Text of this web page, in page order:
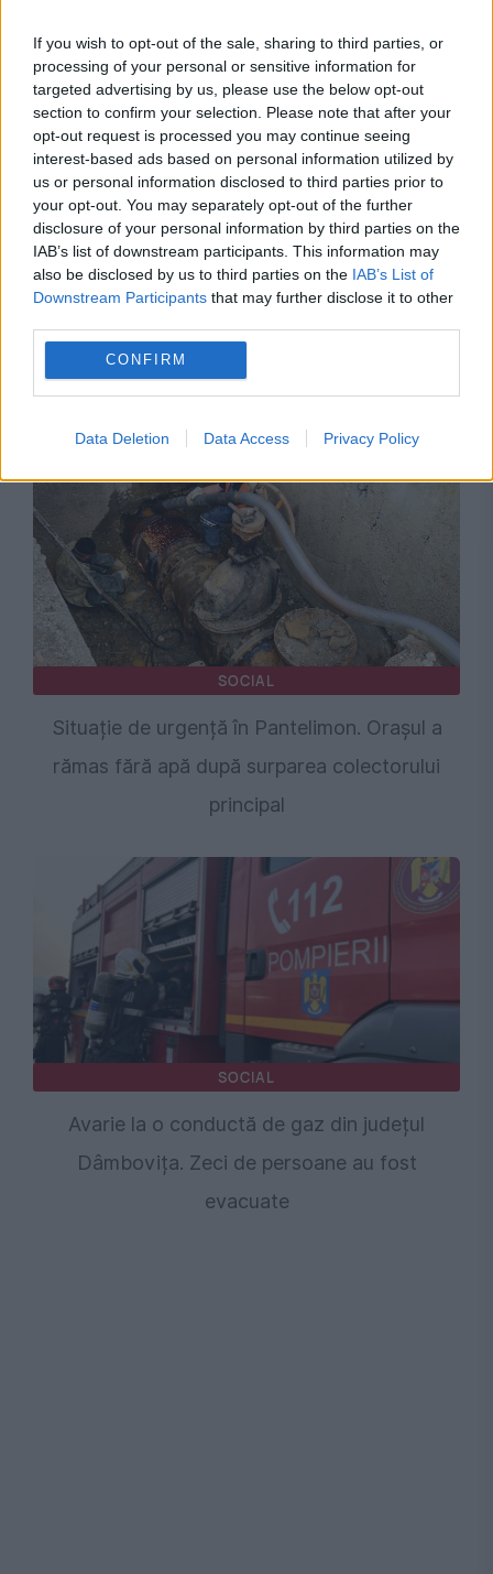
If you wish to opt-out of the sale, sharing to third parties, or
processing of your personal or sensitive information for
targeted advertising by us, please use the below opt-out
section to confirm your selection. Please note that after your
opt-out request is processed you may continue seeing
interest-based ads based on personal information utilized by
us or personal information disclosed to third parties prior to
your opt-out. You may separately opt-out of the further
disclosure of your personal information by third parties on the
IAB’s list of downstream participants. This information may
also be disclosed by us to third parties on the IAB’s List of
Downstream Participants that may further disclose it to other
CONFIRM
Data Deletion Data Access Privacy Policy
VREMEA
Cod roșu de inundații pentru Prahova și
Dâmbovița. Sistemele de protecție nu acoperă
SOCIAL
Situație de urgență în Pantelimon. Orașul a
rămas fără apă după surparea colectorului
principal
SOCIAL
Avarie la o conductă de gaz din județul
Dâmbovița. Zeci de persoane au fost
evacuate